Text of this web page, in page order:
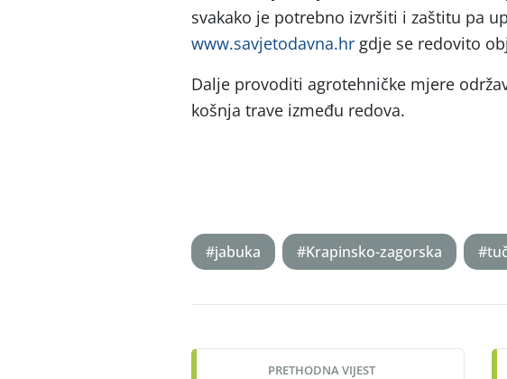
svakako je potrebno izvršiti i zaštitu pa
www.savjetodavna.hr gdje se redovito
Dalje provoditi agrotehničke mjere
košnja trave između redova.
#jabuka #Krapinsko-zagorska
navigation
PRETHODNA VIJEST